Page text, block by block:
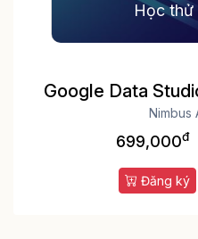
Học thử
Google Data
Nimbus
699,000đ
Đăng ký